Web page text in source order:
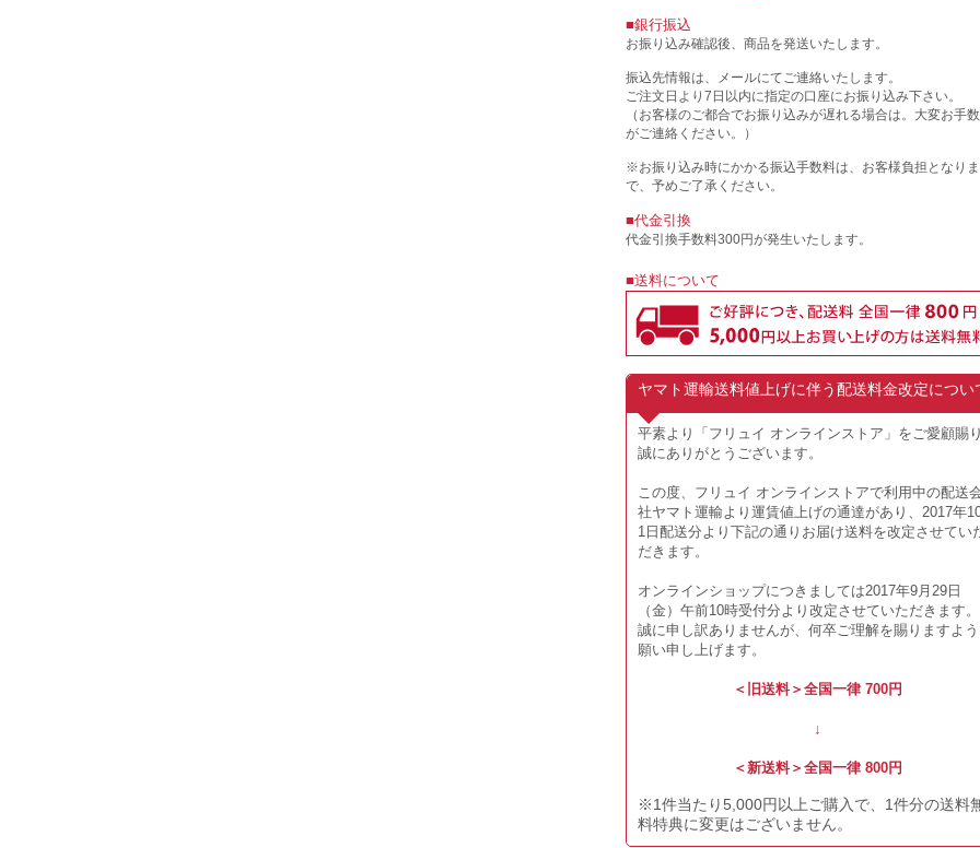
■銀行振込
お振り込み確認後、商品を発送いたします。
振込先情報は、メールにてご連絡いたします。
ご注文日より7日以内に指定の口座にお振り込み下さい。
（お客様のご都合でお振り込みが遅れる場合は。大変お手
がご連絡ください。）
※お振り込み時にかかる振込手数料は、お客様負担となり
で、予めご了承ください。
■代金引換
代金引換手数料300円が発生いたします。
■送料について
平素より「フリュイ オンラインストア」をご愛顧賜
誠にありがとうございます。
この度、フリュイ オンラインストアで利用中の配送
社ヤマト運輸より運賃値上げの通達があり、2017年
1日配送分より下記の通りお届け送料を改定させてい
だきます。
オンラインショップにつきましては2017年9月29日
（金）午前10時受付分より改定させていただきます。
誠に申し訳ありませんが、何卒ご理解を賜りますよ
願い申し上げます。
＜旧送料＞全国一律 700円
↓
＜新送料＞全国一律 800円
※1件当たり5,000円以上ご購入で、1件分の送料
料特典に変更はございません。